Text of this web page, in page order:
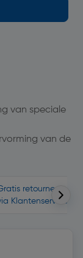
van speciale
van de
retourneren,
Klantenservice